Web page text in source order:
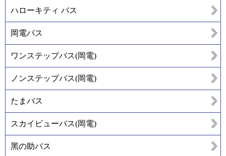
ハローキティ バス
岡電バス
ワンステップバス(岡電)
ノンステップバス(岡電)
たまバス
スカイビューバス(岡電)
黑の助バス